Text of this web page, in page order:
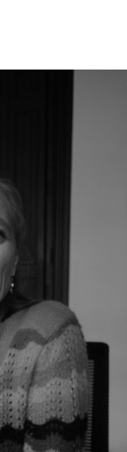
de los libros